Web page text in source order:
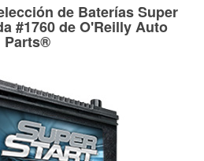
Programa de Préstamo de
para determinar si pueden
Si tus tambores o discos no
ayudarte a encontrar las
para tu reparación.
y discos de freno
de Baterías Super
#1760 de O'Reilly Auto
Parts®